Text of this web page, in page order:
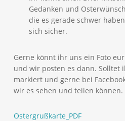
Gedanken und
die es gerade schwer
sich sicher.
Gerne könnt ihr uns ein Foto
und wir posten es dann. Solltet
markiert und gerne bei
wir es sehen und teilen können.
Ostergrußkarte_PDF